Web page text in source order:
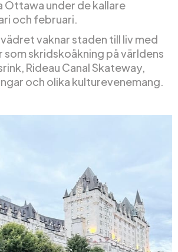
Ottawa under de kallare
och februari.
vaknar staden till liv med
skridskoåkning på världens
Rideau Canal Skateway,
och olika kulturevenemang.